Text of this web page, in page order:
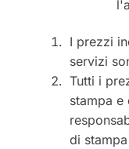
I prezzi
servizi
Tutti i
stampa e
di